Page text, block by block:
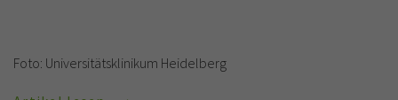
Foto: Universitätsklinikum Heidelberg